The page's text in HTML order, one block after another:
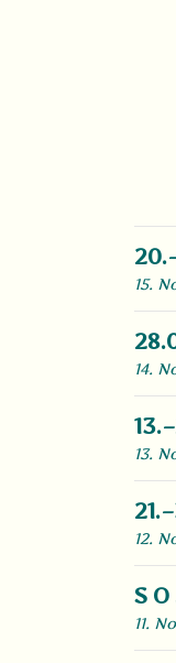
15.
14.
13.
12.
S
11.